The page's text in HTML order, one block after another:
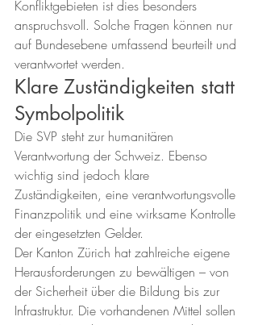
Konfliktgebieten ist dies besonders
anspruchsvoll. Solche Fragen können nur
auf Bundesebene umfassend beurteilt und
verantwortet werden.
Klare Zuständigkeiten statt
Symbolpolitik
Die SVP steht zur humanitären
Verantwortung der Schweiz. Ebenso
wichtig sind jedoch klare
Zuständigkeiten, eine verantwortungsvolle
Finanzpolitik und eine wirksame Kontrolle
der eingesetzten Gelder.
Der Kanton Zürich hat zahlreiche eigene
Herausforderungen zu bewältigen – von
der Sicherheit über die Bildung bis zur
Infrastruktur. Die vorhandenen Mittel sollen